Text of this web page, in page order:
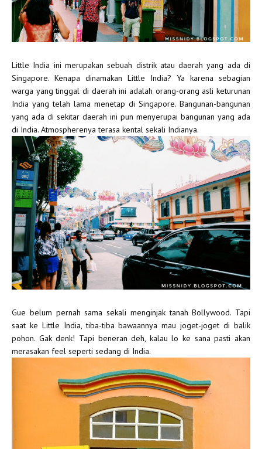
Little India ini merupakan sebuah distrik atau daerah yang ada di
Singapore. Kenapa dinamakan Little India? Ya karena sebagian
warga yang tinggal di daerah ini adalah orang-orang asli keturunan
India yang telah lama menetap di Singapore. Bangunan-bangunan
yang ada di sekitar daerah ini pun menyerupai bangunan yang ada
di India. Atmospherenya terasa kental sekali Indianya.
Gue belum pernah sama sekali menginjak tanah Bollywood. Tapi
saat ke Little India, tiba-tiba bawaannya mau joget-joget di balik
pohon. Gak denk! Tapi beneran deh, kalau lo ke sana pasti akan
merasakan feel seperti sedang di India.